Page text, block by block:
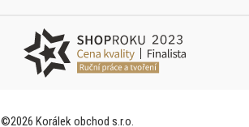
©2026 Korálek obchod s.r.o.